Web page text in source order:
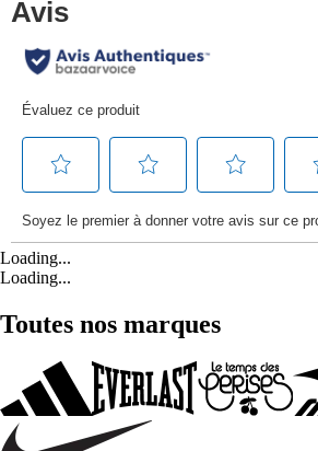
Loading...
Loading...
Toutes nos marques